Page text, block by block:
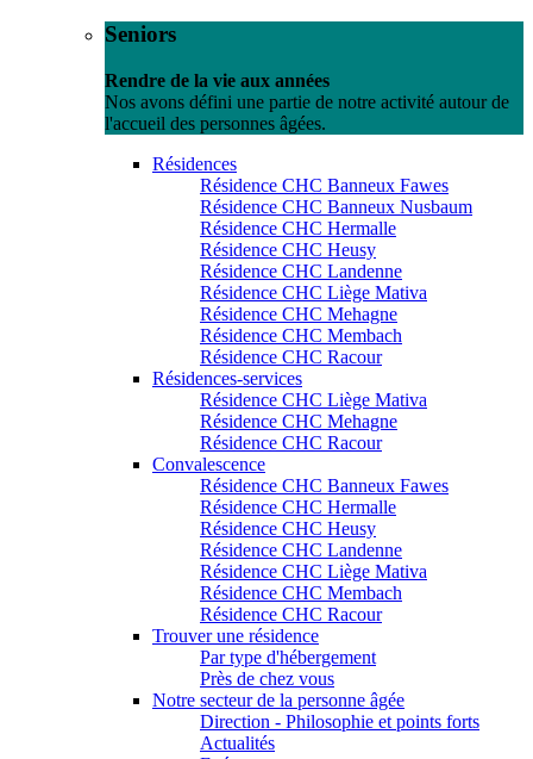
Seniors
Rendre de la vie aux années
Nos avons défini une partie de notre activité autour de
l'accueil des personnes âgées.
Résidences
Résidence CHC Banneux Fawes
Résidence CHC Banneux Nusbaum
Résidence CHC Hermalle
Résidence CHC Heusy
Résidence CHC Landenne
Résidence CHC Liège Mativa
Résidence CHC Mehagne
Résidence CHC Membach
Résidence CHC Racour
Résidences-services
Résidence CHC Liège Mativa
Résidence CHC Mehagne
Résidence CHC Racour
Convalescence
Résidence CHC Banneux Fawes
Résidence CHC Hermalle
Résidence CHC Heusy
Résidence CHC Landenne
Résidence CHC Liège Mativa
Résidence CHC Membach
Résidence CHC Racour
Trouver une résidence
Par type d'hébergement
Près de chez vous
Notre secteur de la personne âgée
Direction - Philosophie et points forts
Actualités